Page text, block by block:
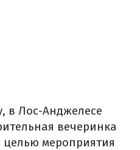
в Лос-Анджелесе
вечеринка
целью мероприятия